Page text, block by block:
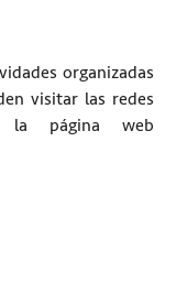
organizadas
visitar las redes
la página web